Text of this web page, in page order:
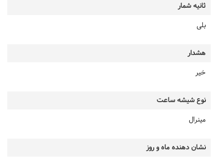
ثانیه شمار
بلی
هشدار
خیر
نوع شیشه ساعت
مینرال
نشان دهنده ماه و روز